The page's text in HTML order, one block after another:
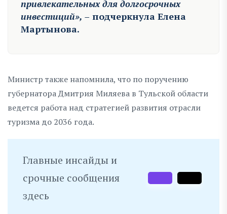
привлекательных для долгосрочных
инвестиций», – подчеркнула Елена
Мартынова.
Министр также напомнила, что по поручению
губернатора Дмитрия Миляева в Тульской области
ведется работа над стратегией развития отрасли
туризма до 2036 года.
Главные инсайды и
срочные сообщения
здесь